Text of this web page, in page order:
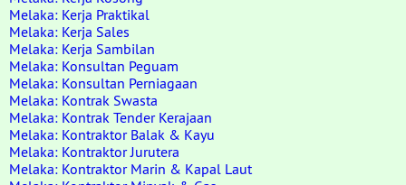
Melaka: Kerja Praktikal
Melaka: Kerja Sales
Melaka: Kerja Sambilan
Melaka: Konsultan Peguam
Melaka: Konsultan Perniagaan
Melaka: Kontrak Swasta
Melaka: Kontrak Tender Kerajaan
Melaka: Kontraktor Balak & Kayu
Melaka: Kontraktor Jurutera
Melaka: Kontraktor Marin & Kapal Laut